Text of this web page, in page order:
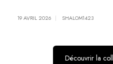
19 AVRIL 2026 SHALOM1423
Découvrir la